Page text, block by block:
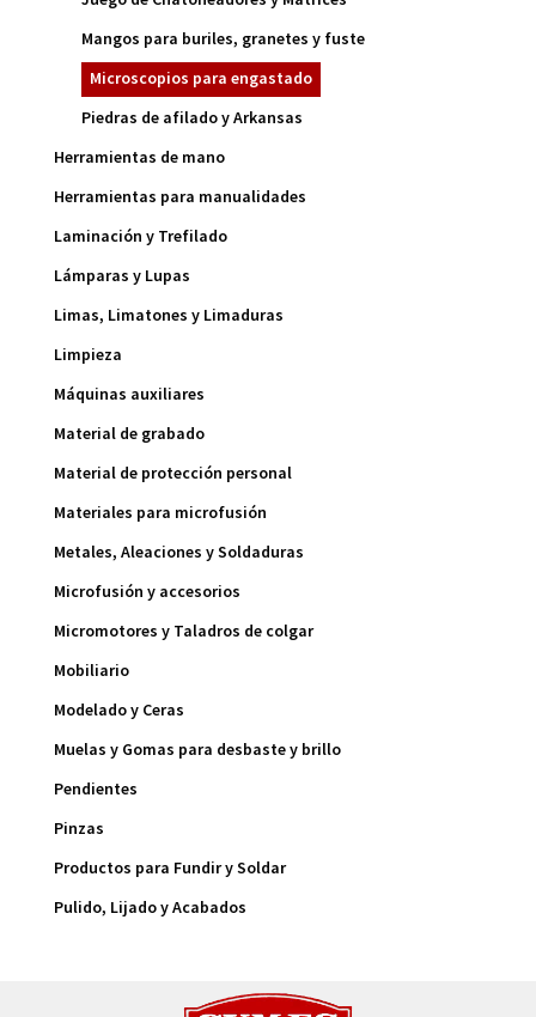
Mangos para buriles, granetes y fuste
Microscopios para engastado
Piedras de afilado y Arkansas
Herramientas de mano
Herramientas para manualidades
Laminación y Trefilado
Lámparas y Lupas
Limas, Limatones y Limaduras
Limpieza
Máquinas auxiliares
Material de grabado
Material de protección personal
Materiales para microfusión
Metales, Aleaciones y Soldaduras
Microfusión y accesorios
Micromotores y Taladros de colgar
Mobiliario
Modelado y Ceras
Muelas y Gomas para desbaste y brillo
Pendientes
Pinzas
Productos para Fundir y Soldar
Pulido, Lijado y Acabados